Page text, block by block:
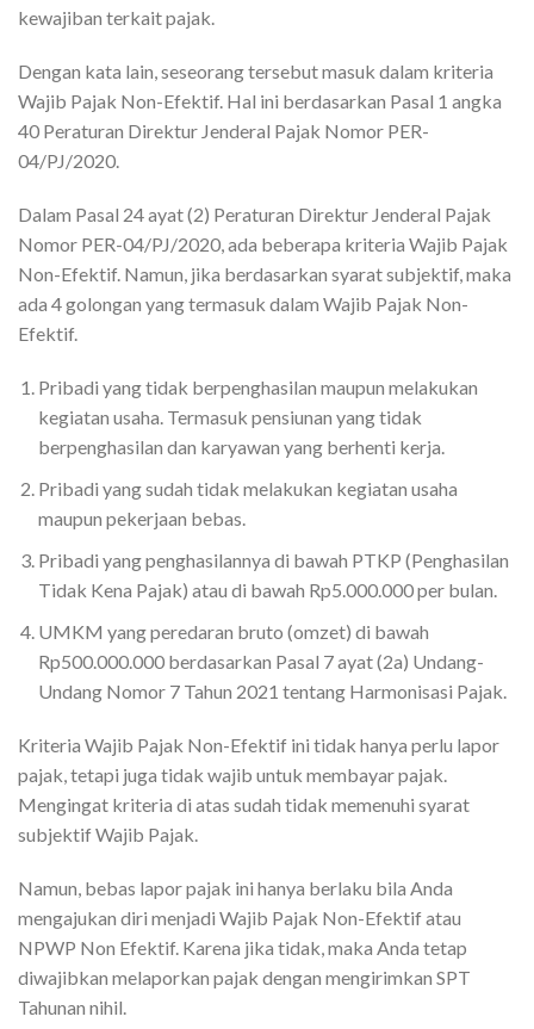
kewajiban terkait pajak.
Dengan kata lain, seseorang tersebut masuk dalam kriteria
Wajib Pajak Non-Efektif. Hal ini berdasarkan Pasal 1 angka
40 Peraturan Direktur Jenderal Pajak Nomor PER-
04/PJ/2020.
Dalam Pasal 24 ayat (2) Peraturan Direktur Jenderal Pajak
Nomor PER-04/PJ/2020, ada beberapa kriteria Wajib Pajak
Non-Efektif. Namun, jika berdasarkan syarat subjektif, maka
ada 4 golongan yang termasuk dalam Wajib Pajak Non-
Efektif.
Pribadi yang tidak berpenghasilan maupun melakukan
kegiatan usaha. Termasuk pensiunan yang tidak
berpenghasilan dan karyawan yang berhenti kerja.
Pribadi yang sudah tidak melakukan kegiatan usaha
maupun pekerjaan bebas.
Pribadi yang penghasilannya di bawah PTKP (Penghasilan
Tidak Kena Pajak) atau di bawah Rp5.000.000 per bulan.
UMKM yang peredaran bruto (omzet) di bawah
Rp500.000.000 berdasarkan Pasal 7 ayat (2a) Undang-
Undang Nomor 7 Tahun 2021 tentang Harmonisasi Pajak.
Kriteria Wajib Pajak Non-Efektif ini tidak hanya perlu lapor
pajak, tetapi juga tidak wajib untuk membayar pajak.
Mengingat kriteria di atas sudah tidak memenuhi syarat
subjektif Wajib Pajak.
Namun, bebas lapor pajak ini hanya berlaku bila Anda
mengajukan diri menjadi Wajib Pajak Non-Efektif atau
NPWP Non Efektif. Karena jika tidak, maka Anda tetap
diwajibkan melaporkan pajak dengan mengirimkan SPT
Tahunan nihil.